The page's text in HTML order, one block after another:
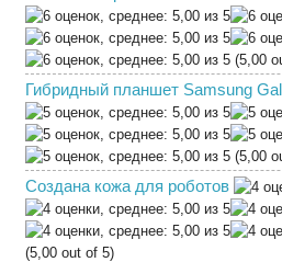
(5,00
Гибридный планшет Samsung
(5,00
Создана кожа для роботов
(5,00 out of 5)